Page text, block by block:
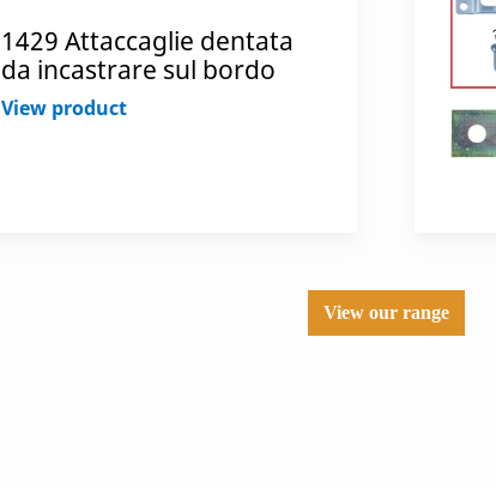
1429 Attaccaglie dentata
da incastrare sul bordo
View product
View our range